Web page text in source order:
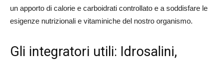
un apporto di calorie e carboidrati controllato e a soddisfare le
esigenze nutrizionali e vitaminiche del nostro organismo.
Gli integratori utili: Idrosalini,